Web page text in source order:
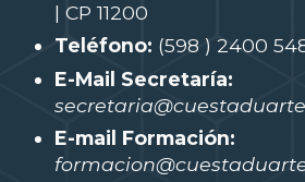
| CP 11200
Teléfono: (598 ) 2400
E-Mail Secretaría:
E-mail Formación: